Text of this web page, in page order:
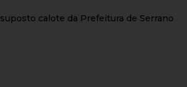
calote da Prefeitura de Serrano